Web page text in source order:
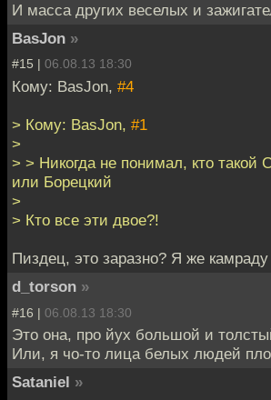
И масса других веселых и
BasJon »
#15 | 06.08.13 18:30
Кому: BasJon, #4
> Кому: BasJon, #1
>
> > Никогда не понимал, кто такой
или Борецкий
>
> Кто все эти двое?!
Пиздец, это заразно? Я же
d_torson »
#16 | 06.08.13 18:30
Это она, про йух большой и
Или, я чо-то лица белых людей
Sataniel »